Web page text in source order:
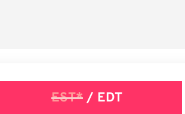
EST*/ EDT